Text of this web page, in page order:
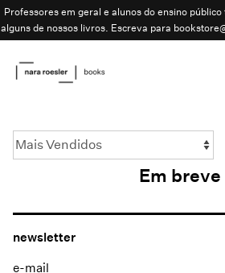
Professores em geral e alunos do ensino
alguns de nossos livros. Escreva para
Em breve
newsletter